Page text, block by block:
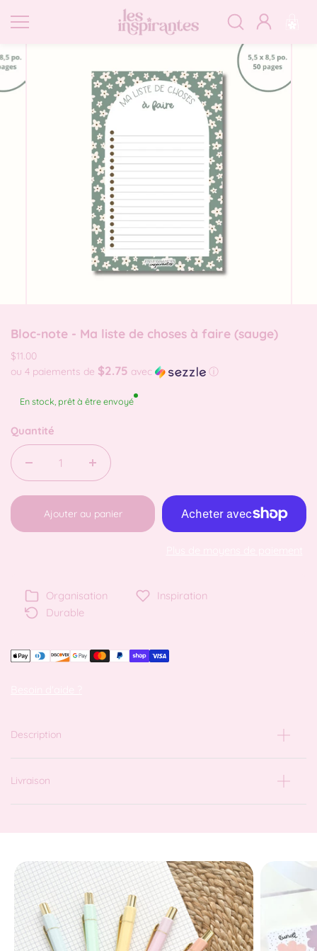
contenu
Bloc-note - Ma liste de choses à faire (sauge)
$11.00
ou 4 paiements de $2.75 avec ⓘ
En stock, prêt à être envoyé
Quantité
Ajouter au panier
Organisation
Inspiration
Durable
Description
Livraison